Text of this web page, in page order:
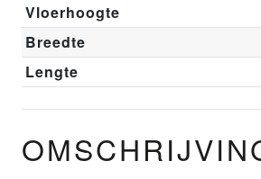
Vloerhoogte
Breedte
Lengte